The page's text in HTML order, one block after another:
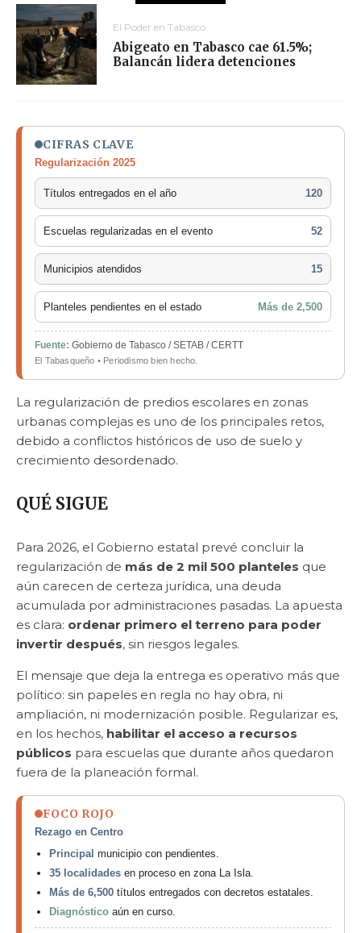
El Poder en Tabasco
Abigeato en Tabasco cae 61.5%;
Balancán lidera detenciones
CIFRAS CLAVE
Regularización 2025
Títulos entregados en el año 120
Escuelas regularizadas en el evento 52
Municipios atendidos 15
Planteles pendientes en el estado Más de 2,500
Fuente: Gobierno de Tabasco / SETAB / CERTT
El Tabasqueño • Periodismo bien hecho.
La regularización de predios escolares en zonas
urbanas complejas es uno de los principales retos,
debido a conflictos históricos de uso de suelo y
crecimiento desordenado.
QUÉ SIGUE
Para 2026, el Gobierno estatal prevé concluir la
regularización de más de 2 mil 500 planteles que
aún carecen de certeza jurídica, una deuda
acumulada por administraciones pasadas. La apuesta
es clara: ordenar primero el terreno para poder
invertir después, sin riesgos legales.
El mensaje que deja la entrega es operativo más que
político: sin papeles en regla no hay obra, ni
ampliación, ni modernización posible. Regularizar es,
en los hechos, habilitar el acceso a recursos
públicos para escuelas que durante años quedaron
fuera de la planeación formal.
FOCO ROJO
Rezago en Centro
Principal municipio con pendientes.
35 localidades en proceso en zona La Isla.
Más de 6,500 títulos entregados con decretos estatales.
Diagnóstico aún en curso.